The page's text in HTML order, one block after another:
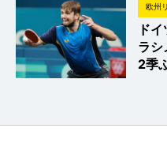
欧州
ド
ラシ
2季